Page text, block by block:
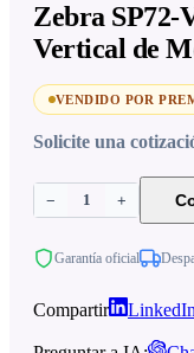
Zebra
Vertical de
VENDIDO POR
Solicite una
− 1 +
Garantía oficial
Compartir LinkedIn